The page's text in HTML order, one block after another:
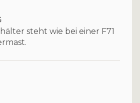
steht wie bei einer F71